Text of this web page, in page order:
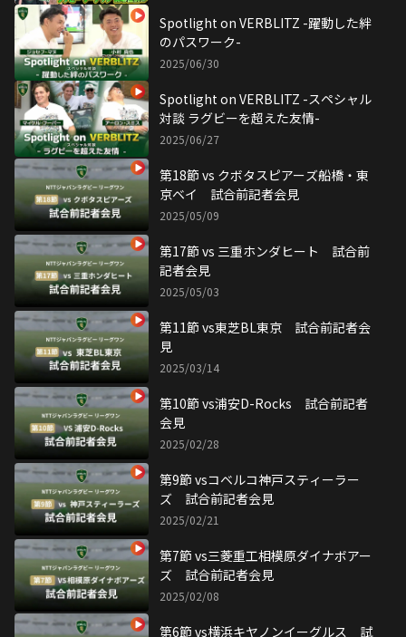
Spotlight on VERBLITZ -躍動した絆
のパスワーク-
2025/06/30
Spotlight on VERBLITZ -スペシャル
対談 ラグビーを超えた友情-
2025/06/27
第18節 vs クボタスピアーズ船橋・東
京ベイ 試合前記者会見
2025/05/09
第17節 vs 三重ホンダヒート 試合前
記者会見
2025/05/03
第11節 vs東芝BL東京 試合前記者会
見
2025/03/14
第10節 vs浦安D-Rocks 試合前記者
会見
2025/02/28
第9節 vsコベルコ神戸スティーラー
ズ 試合前記者会見
2025/02/21
第7節 vs三菱重工相模原ダイナボアー
ズ 試合前記者会見
2025/02/08
第6節 vs横浜キヤノンイーグルス 試